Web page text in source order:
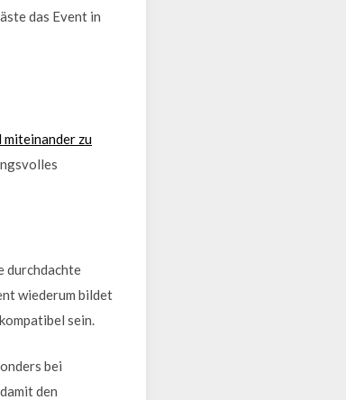
das Event in
miteinander zu
durchdachte
wiederum bildet
sein.
bei
den